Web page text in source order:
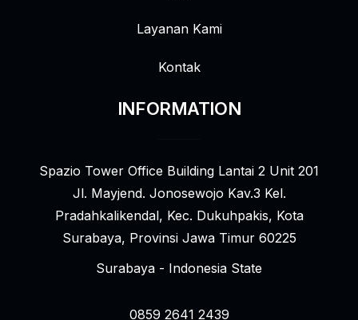
Layanan Kami
Kontak
INFORMATION
Spazio Tower Office Building Lantai 2 Unit 201
Jl. Mayjend. Jonosewojo Kav.3 Kel.
Pradahkalikendal, Kec. Dukuhpakis, Kota
Surabaya, Provinsi Jawa Timur 60225
Surabaya - Indonesia State
0859 2641 2439